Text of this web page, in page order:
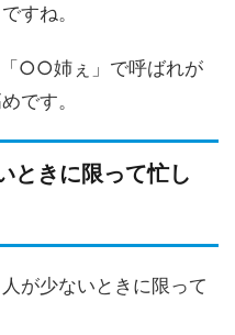
すね。
○○姉ぇ」で呼ばれが
です。
ときに限って忙し
が少ないときに限って